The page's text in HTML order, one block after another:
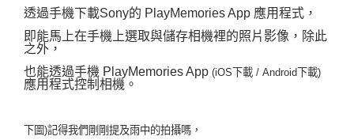
透過手機下載Sony的 PlayMemories App 應用程式，
即能馬上在手機上選取與儲存相機裡的照片影像， 除此
之外，
也能透過手機 PlayMemories App (iOS下載 / Android下載)
應用程式控制相機。
下圖)記得我們剛剛提及雨中的拍攝嗎，